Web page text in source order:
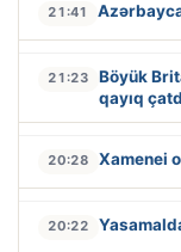
21:41
21:23
Böyük
qayıq
20:28 Xamenei
20:22